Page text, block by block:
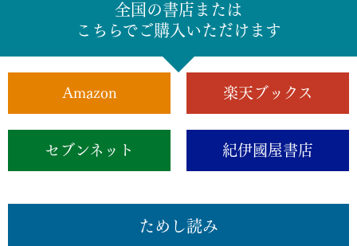
全国の書店または
こちらでご購入いただけます
Amazon 楽天ブックス
セブンネット 紀伊國屋書店
ためし読み